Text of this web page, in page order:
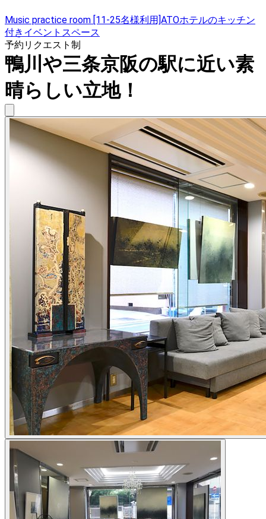
Music practice room [11-25名様利用]ATOホテルのキッチン
付きイベントスペース
予約リクエスト制
鴨川や三条京阪の駅に近い素
晴らしい立地！